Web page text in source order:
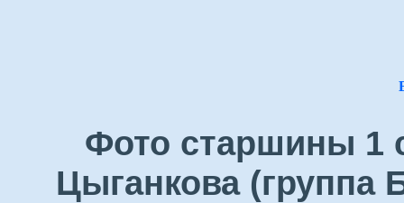
Фото старшины 1
Цыганкова (группа